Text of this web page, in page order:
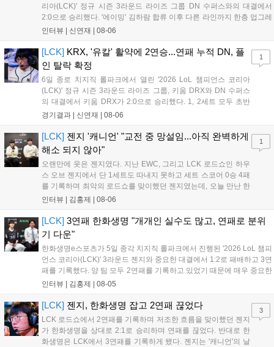
리아(LCK)' 정규 시즌 3라운드 라이즈 그룹 DN 수퍼스와의 대결에서
2:0으로 승리했다. '에이밍' 김하람 합류 이후 다른 라인까지 한층 업그레
이드 된 경기력을 보여주며 기분 좋은 2연승을 달렸다. 경기 종료 후 기
인터뷰 | 신연재 | 08-06
[LCK] KRX, '유칼' 활약에 2연승...연패 누적 DN, 플
인 탈락 확정
6일 종로 치지직 롤파크에서 열린 '2026 LoL 챔피언스 코리아
(LCK)' 정규 시즌 3라운드 라이즈 그룹, 키움 DRX와 DN 수퍼스
의 대결에서 키움 DRX가 2:0으로 승리했다. 1, 2세트 모두 초반
부터 앞서나갔고, 별다른 위기 없이 승리를 꿰찼다. DN 수퍼스는
의 출발이 매우 좋...
경기결과 | 신연재 | 08-06
1
[LCK] 젠지 '캐니언' "교전 중 망설임...아직 완벽하게
해소 되지 않아"
오랜만에 웃은 젠지였다. 지난 EWC, 그리고 LCK 로드쇼인 하우
스 오브 젠지에서 단 1세트도 따내지 못하고 세트 스코어 0승 4패
를 기록하며 최악의 로드쇼를 맞이했던 젠지였는데, 오늘 만난 한
화생명e스포츠를 2:1로 잡고 오랜만에 승리의 달콤함을 맛봤다.
는데, 승리를 거두면서 전반적인 분위...
인터뷰 | 김홍제 | 08-06
1
[LCK] 3연패 한화생명 "개개인 실수도 많고, 연패로 분위
기 다운"
한화생명e스포츠가 5일 종각 치지직 롤파크에서 진행된 '2026 LoL 챔피
언스 코리아(LCK)' 3라운드 젠지와 중요한 대결에서 1:2로 패배하고 3연
패를 기록했다. 양 팀 모두 2연패를 기록하고 있었기 때문에 매우 중요한
경기였는데, 연패를 탈출하고 웃은 팀은 젠지였다. 한화생명e스포츠 윤
인터뷰 | 김홍제 | 08-05
[LCK] 젠지, 한화생명 잡고 2연패 끊었다
LCK 로드쇼에서 2연패를 기록하며 저조한 흐름을 맞이했던 젠지
가 한화생명을 상대로 2:1로 승리하며 연패를 끊었다. 반대로 한
화생명은 LCK에서 3연패를 기록하게 됐다. 젠지는 '캐니언'의 날
3